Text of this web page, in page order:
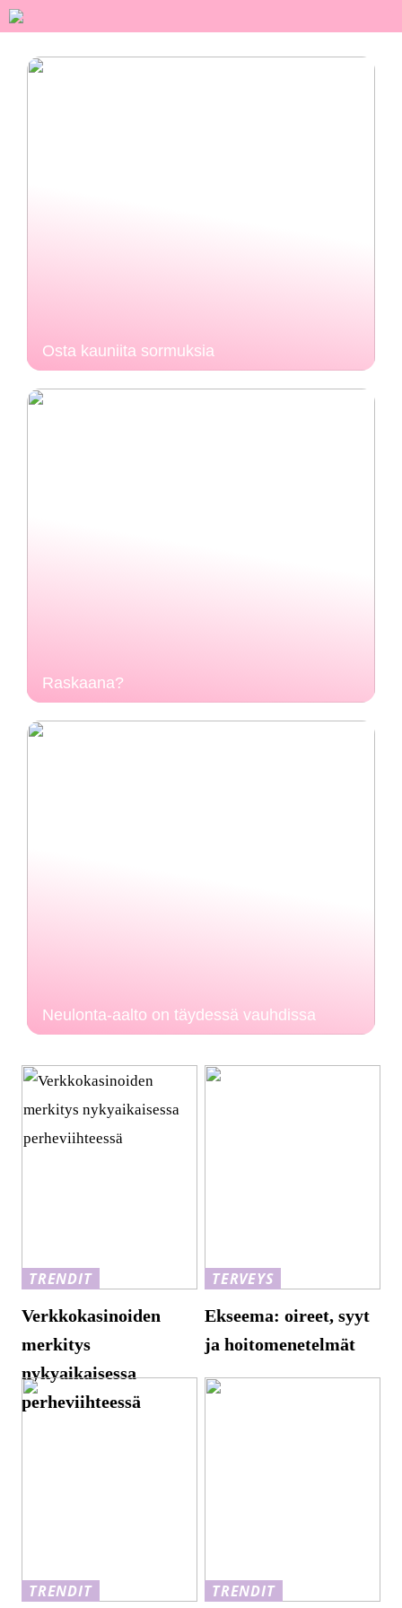
Osta kauniita sormuksia
Raskaana?
Neulonta-aalto on täydessä vauhdissa
TRENDIT
Verkkokasinoiden
merkitys
nykyaikaisessa
perheviihteessä
TERVEYS
Ekseema: oireet, syyt
ja hoitomenetelmät
TRENDIT TRENDIT